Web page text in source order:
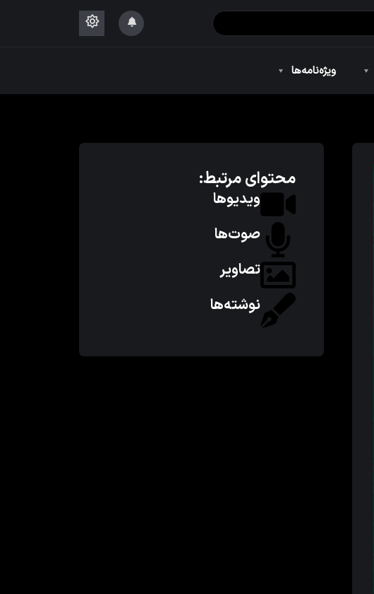
ویژه‌نامه‌ها
محتوای مرتبط:
ویدیوها
صوت‌ها
تصاویر
نوشته‌ها